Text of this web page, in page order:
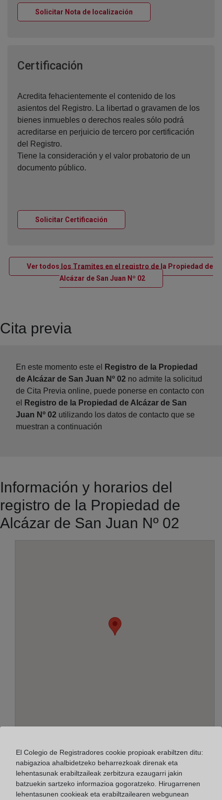
Solicitar Nota de localización
Certificación
Acredita fehacientemente el contenido de los
asientos del Registro. La libertad o gravamen de los
bienes inmuebles o derechos reales sólo podrá
acreditarse en perjuicio de tercero por certificación
del Registro.
Tiene la consideración y el valor probatorio de un
documento público.
Solicitar Certificación
Ver todos los Tramites en el registro de la Propiedad de
Alcázar de San Juan Nº 02Ventana nueva
Cita previa
En este momento este el
Registro de la Propiedad
de Alcázar de San Juan Nº 02 no admite la solicitud
de Cita Previa online, puede ponerse en contacto con
el
Registro de la Propiedad de Alcázar de San
Juan Nº 02 utilizando los datos de contacto que se
muestran a continuación
Información y horarios del
registro de la Propiedad de
Alcázar de San Juan Nº 02
Doctor Jesús González Merlo, s/n - Edif. B - 1ª
planta, 13600
Horario:
El Colegio de Registradores cookie propioak erabiltzen ditu:
nabigazioa ahalbidetzeko beharrezkoak direnak eta
lehentasunak erabiltzaileak zerbitzura ezaugarri jakin
batzuekin sartzeko informazioa gogoratzeko. Hirugarrenen
lehentasunen cookieak eta erabiltzailearen webgunean